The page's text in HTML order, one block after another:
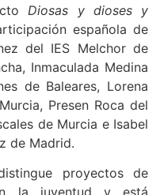
Diosas y dioses y
española de
del IES Melchor de
Inmaculada Medina
de Baleares, Lorena
Presen Roca del
de Murcia e Isabel
de Madrid.
proyectos de